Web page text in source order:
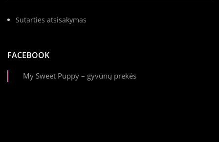
Sutarties atsisakymas
FACEBOOK
My Sweet Puppy – gyvūnų prekės